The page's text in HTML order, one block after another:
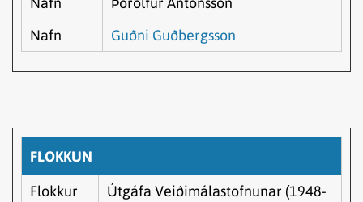
Nafn
Guðni Guðbergsson
FLOKKUN
Flokkur
Útgáfa Veiðimálastofnunar (1948-